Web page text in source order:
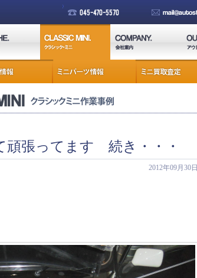
頑張ってます 続き・・・
2012年09月30日